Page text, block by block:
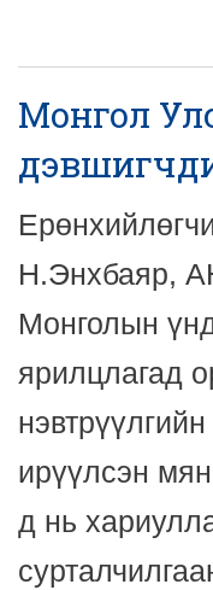
Монгол
Н.Энхбаяр,
Монголын
ярилцлагад
ирүүлсэн
д нь